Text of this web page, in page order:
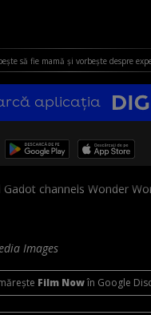
mamă și vorbește despre experiența „magică” a nașterii: „aș
aplicația
Images
Film Nowîn Google